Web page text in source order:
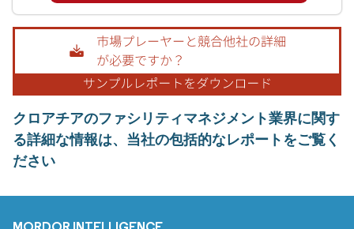
クロアチアのファシリティマネジメント業界に関す
る詳細な情報は、当社の包括的なレポートをご覧く
ださい